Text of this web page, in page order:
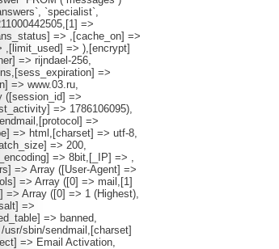
`specialist`,
=>
=> ,[cache_on] =>
,[limit_used] => ),[encrypt]
=> rijndael-256,
=>
=> www.03.ru,
([session_id] =>
=> 1786106095),
=>
=> html,[charset] => utf-8,
=> 200,
=> 8bit,[_IP] => ,
=> Array ([User-Agent] =>
=> Array ([0] => mail,[1]
Array ([0] => 1 (Highest),
=>
=> banned,
sbin/sendmail,[charset]
=> Email Activation,